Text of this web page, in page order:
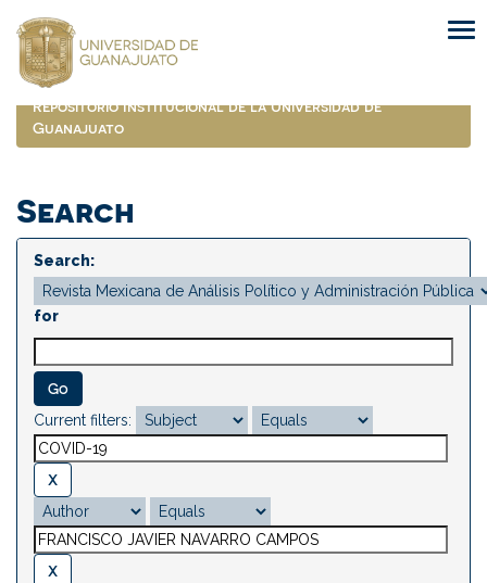
navigation
Repositorio Institucional de la Universidad de
Guanajuato
Search
Search:
for
Current filters: